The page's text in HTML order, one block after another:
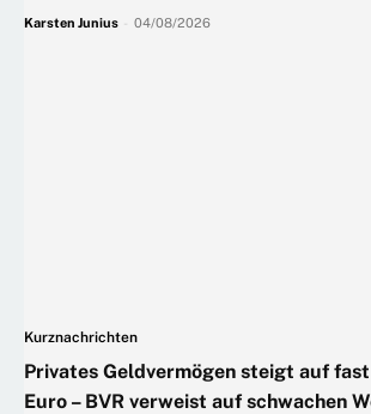
Karsten Junius 04/08/2026
Kurznachrichten
Privates Geldvermögen steigt auf
Euro – BVR verweist auf schwachen